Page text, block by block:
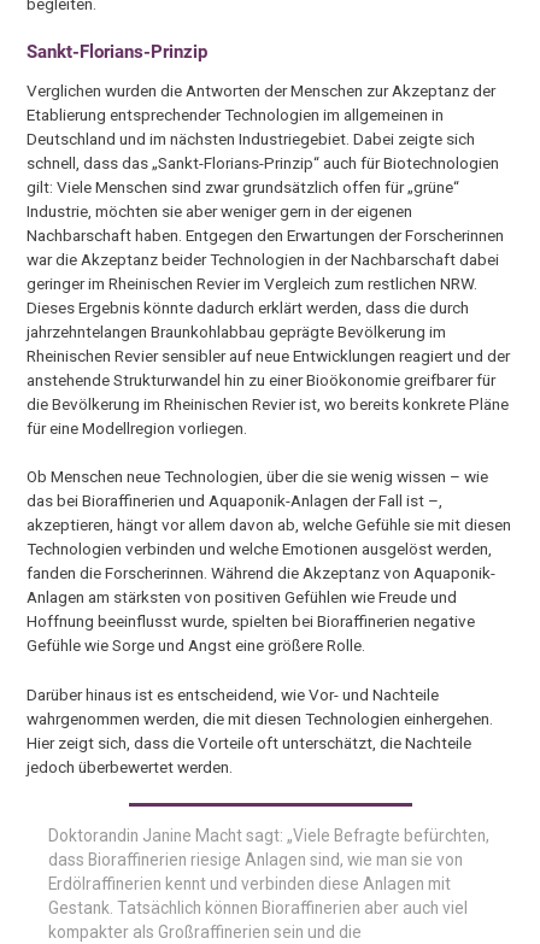
begleiten.
Sankt-Florians-Prinzip
Verglichen wurden die Antworten der Menschen zur Akzeptanz der
Etablierung entsprechender Technologien im allgemeinen in
Deutschland und im nächsten Industriegebiet. Dabei zeigte sich
schnell, dass das „Sankt-Florians-Prinzip“ auch für Biotechnologien
gilt: Viele Menschen sind zwar grundsätzlich offen für „grüne“
Industrie, möchten sie aber weniger gern in der eigenen
Nachbarschaft haben. Entgegen den Erwartungen der Forscherinnen
war die Akzeptanz beider Technologien in der Nachbarschaft dabei
geringer im Rheinischen Revier im Vergleich zum restlichen NRW.
Dieses Ergebnis könnte dadurch erklärt werden, dass die durch
jahrzehntelangen Braunkohlabbau geprägte Bevölkerung im
Rheinischen Revier sensibler auf neue Entwicklungen reagiert und der
anstehende Strukturwandel hin zu einer Bioökonomie greifbarer für
die Bevölkerung im Rheinischen Revier ist, wo bereits konkrete Pläne
für eine Modellregion vorliegen.
Ob Menschen neue Technologien, über die sie wenig wissen – wie
das bei Bioraffinerien und Aquaponik-Anlagen der Fall ist –,
akzeptieren, hängt vor allem davon ab, welche Gefühle sie mit diesen
Technologien verbinden und welche Emotionen ausgelöst werden,
fanden die Forscherinnen. Während die Akzeptanz von Aquaponik-
Anlagen am stärksten von positiven Gefühlen wie Freude und
Hoffnung beeinflusst wurde, spielten bei Bioraffinerien negative
Gefühle wie Sorge und Angst eine größere Rolle.
Darüber hinaus ist es entscheidend, wie Vor- und Nachteile
wahrgenommen werden, die mit diesen Technologien einhergehen.
Hier zeigt sich, dass die Vorteile oft unterschätzt, die Nachteile
jedoch überbewertet werden.
Doktorandin Janine Macht sagt: „Viele Befragte befürchten,
dass Bioraffinerien riesige Anlagen sind, wie man sie von
Erdölraffinerien kennt und verbinden diese Anlagen mit
Gestank. Tatsächlich können Bioraffinerien aber auch viel
kompakter als Großraffinerien sein und die